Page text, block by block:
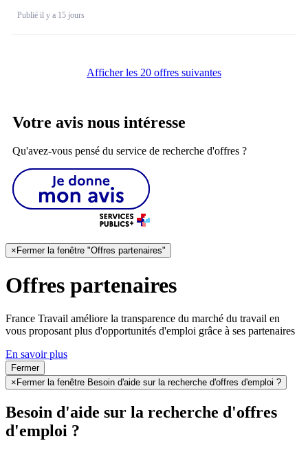
Publié il y a 15 jours
Afficher les 20 offres suivantes
Votre avis nous intéresse
Qu'avez-vous pensé du service de recherche d'offres ?
× Fermer la fenêtre "Offres partenaires"
Offres partenaires
France Travail améliore la transparence du marché du travail en
vous proposant plus d'opportunités d'emploi grâce à ses partenaires
En savoir plus
Fermer
× Fermer la fenêtre Besoin d'aide sur la recherche d'offres d'emploi ?
Besoin d'aide sur la recherche d'offres
d'emploi ?